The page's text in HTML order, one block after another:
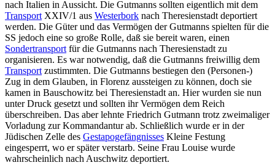
nach Italien in Aussicht. Die Gutmanns sollten eigentlich mit dem
TransportXXIV/1 aus Westerbork nach Theresienstadt deportiert
werden. Die Güter und das Vermögen der Gutmanns spielten für die
SS jedoch eine so große Rolle, daß sie bereit waren, einen
Sondertransportfür die Gutmanns nach Theresienstadt zu
organisieren. Es war notwendig, daß die Gutmanns freiwillig dem
Transportzustimmten. Die Gutmanns bestiegen den (Personen-)
Zug in dem Glauben, in Florenz aussteigen zu können, doch sie
kamen in Bauschowitz bei Theresienstadt an. Hier wurden sie nun
unter Druck gesetzt und sollten ihr Vermögen dem Reich
überschreiben. Das aber lehnte Friedrich Gutmann trotz zweimaliger
Vorladung zur Kommandantur ab. Schließlich wurde er in der
Jüdischen Zelle des Gestapogefängnisses Kleine Festung
eingesperrt, wo er später verstarb. Seine Frau Louise wurde
wahrscheinlich nach Auschwitz deportiert.